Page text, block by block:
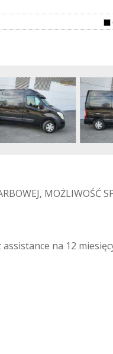
MOŻLIWOŚĆ
na 12